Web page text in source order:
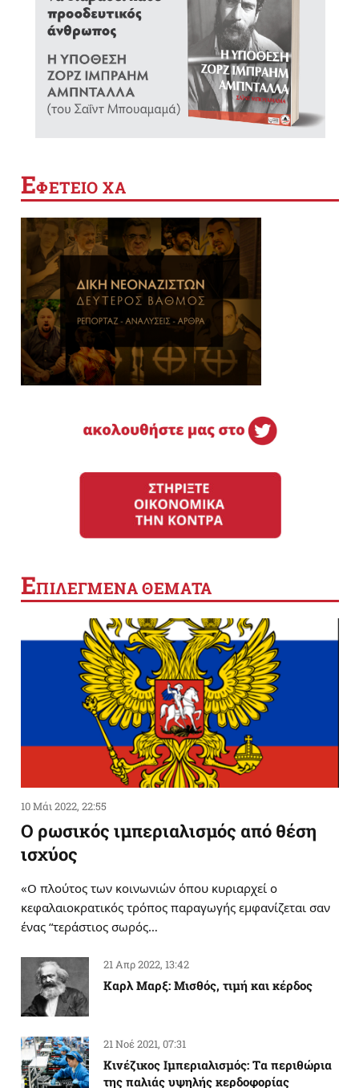
ΕΦΕΤΕΙΟ ΧΑ
ΕΠΙΛΕΓΜΕΝΑ ΘΕΜΑΤΑ
10 Μάι 2022, 22:55
Ο ρωσικός ιμπεριαλισμός από θέση
ισχύος
«Ο πλούτος των κοινωνιών όπου κυριαρχεί ο
κεφαλαιοκρατικός τρόπος παραγωγής εμφανίζεται σαν
ένας “τεράστιος σωρός…
21 Απρ 2022, 13:42
Καρλ Μαρξ: Μισθός, τιμή και κέρδος
21 Νοέ 2021, 07:31
Κινέζικος Ιμπεριαλισμός: Tα περιθώρια
της παλιάς υψηλής κερδοφορίας